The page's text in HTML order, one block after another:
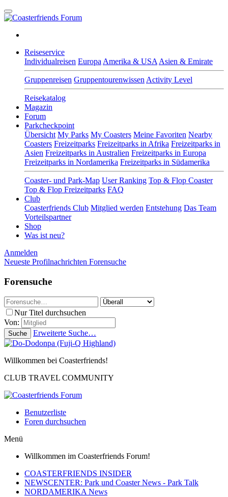
Reiseservice
Individualreisen Europa Amerika & USA Asien & Emirate
Gruppenreisen Gruppentourenwissen Activity Level
Reisekatalog
Magazin
Forum
Parkcheckpoint
Übersicht My Parks My Coasters Meine Favoriten Nearby
Coasters Freizeitparks Freizeitparks in Afrika Freizeitparks in
Asien Freizeitparks in Australien Freizeitparks in Europa
Freizeitparks in Nordamerika Freizeitparks in Südamerika
Coaster- und Park-Map User Ranking Top & Flop Coaster
Top & Flop Freizeitparks FAQ
Club
Coasterfriends Club Mitglied werden Entstehung Das Team
Vorteilspartner
Shop
Was ist neu?
Anmelden
Neueste Profilnachrichten Forensuche
Forensuche
Nur Titel durchsuchen
Von:
Suche Erweiterte Suche…
Willkommen bei Coasterfriends!
CLUB TRAVEL COMMUNITY
Benutzerliste
Foren durchsuchen
Menü
Willkommen im Coasterfriends Forum!
COASTERFRIENDS INSIDER
NEWSCENTER: Park und Coaster News - Park Talk
NORDAMERIKA News